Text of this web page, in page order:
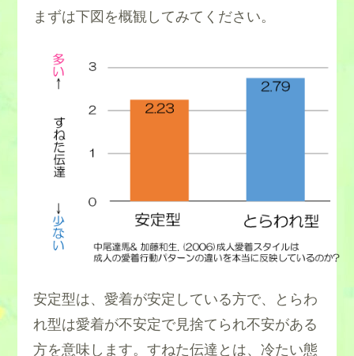
まずは下図を概観してみてください。
安定型は、愛着が安定している方で、とらわ
れ型は愛着が不安定で見捨てられ不安がある
方を意味します。すねた伝達とは、冷たい態